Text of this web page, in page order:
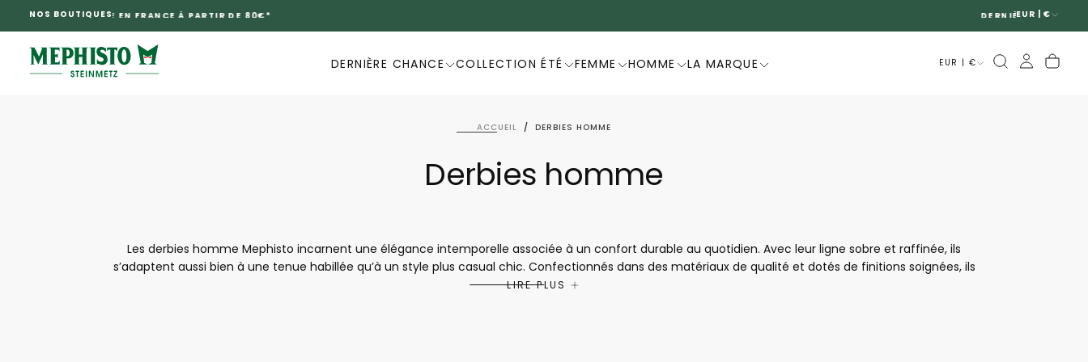
PASSER
AU
NOS BOUTIQUES EUR | €
DERNIÈRE CHANCE COLLECTION ÉTÉ FEMME HOMME LA MARQUE EUR | €
ACCUEIL / DERBIES HOMME
Derbies homme
Les derbies homme Mephisto incarnent une élégance intemporelle associée à un confort durable au quotidien. Avec leur ligne sobre et raffinée, ils
s’adaptent aussi bien à une tenue habillée qu’à un style plus casual chic. Confectionnés dans des matériaux de qualité et dotés de finitions soignées, ils
offrent un chaussant agréable, un bon maintien et une marche confortable tout au long de la journée. Polyvalents, élégants et faciles à porter, les
LIRE PLUS